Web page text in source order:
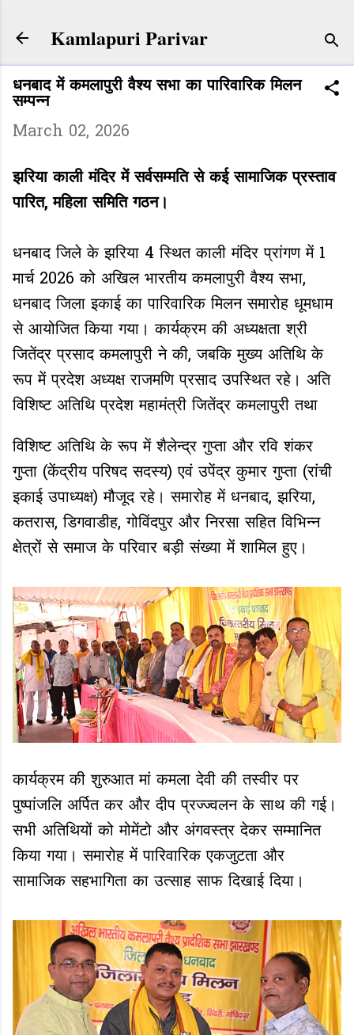
Kamlapuri Parivar
धनबाद में कमलापुरी वैश्य सभा का पारिवारिक मिलन
सम्पन्न
March 02, 2026
झरिया काली मंदिर में सर्वसम्मति से कई सामाजिक प्रस्ताव
पारित, महिला समिति गठन।
धनबाद जिले के झरिया 4 स्थित काली मंदिर प्रांगण में 1
मार्च 2026 को अखिल भारतीय कमलापुरी वैश्य सभा,
धनबाद जिला इकाई का पारिवारिक मिलन समारोह धूमधाम
से आयोजित किया गया। कार्यक्रम की अध्यक्षता श्री
जितेंद्र प्रसाद कमलापुरी ने की, जबकि मुख्य अतिथि के
रूप में प्रदेश अध्यक्ष राजमणि प्रसाद उपस्थित रहे। अति
विशिष्ट अतिथि प्रदेश महामंत्री जितेंद्र कमलापुरी तथा
विशिष्ट अतिथि के रूप में शैलेन्द्र गुप्ता और रवि शंकर
गुप्ता (केंद्रीय परिषद सदस्य) एवं उपेंद्र कुमार गुप्ता (रांची
इकाई उपाध्यक्ष) मौजूद रहे। समारोह में धनबाद, झरिया,
कतरास, डिगवाडीह, गोविंदपुर और निरसा सहित विभिन्न
क्षेत्रों से समाज के परिवार बड़ी संख्या में शामिल हुए।
कार्यक्रम की शुरुआत मां कमला देवी की तस्वीर पर
पुष्पांजलि अर्पित कर और दीप प्रज्ज्वलन के साथ की गई।
सभी अतिथियों को मोमेंटो और अंगवस्त्र देकर सम्मानित
किया गया। समारोह में पारिवारिक एकजुटता और
सामाजिक सहभागिता का उत्साह साफ दिखाई दिया।